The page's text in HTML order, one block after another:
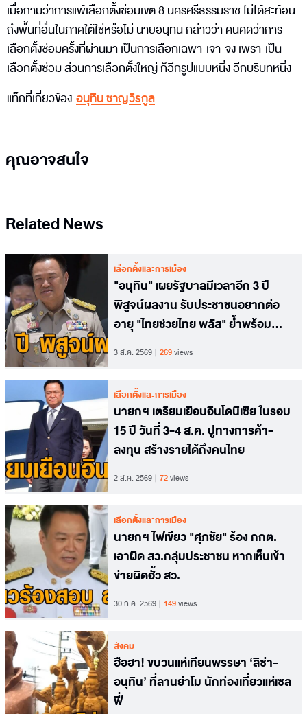
เมื่อถามว่าการแพ้เลือกตั้งซ่อมเขต 8 นครศรีธรรมราช ไม่ได้สะท้อน
ถึงพื้นที่อื่นในภาคใต้ใช่หรือไม่ นายอนุทิน กล่าวว่า คนคิดว่าการ
เลือกตั้งซ่อมครั้งที่ผ่านมา เป็นการเลือกเฉพาะเจาะจง เพราะเป็น
เลือกตั้งซ่อม ส่วนการเลือกตั้งใหญ่ ก็อีกรูปแบบหนึ่ง อีกบริบทหนึ่ง
แท็กที่เกี่ยวข้อง อนุทิน ชาญวีรกูล
คุณอาจสนใจ
Related News
เลือกตั้งและการเมือง
"อนุทิน" เผยรัฐบาลมีเวลาอีก 3 ปี
พิสูจน์ผลงาน รับประชาชนอยากต่อ
อายุ "ไทยช่วยไทย พลัส" ย้ำพร้อม
3 ส.ค. 2569 269views
เลือกตั้งและการเมือง
นายกฯ เตรียมเยือนอินโดนีเซีย ในรอบ
15 ปี วันที่ 3-4 ส.ค. ปูทางการค้า-
ลงทุน สร้างรายได้ถึงคนไทย
2 ส.ค. 2569 72views
เลือกตั้งและการเมือง
นายกฯ ไฟเขียว "ศุภชัย" ร้อง กกต.
เอาผิด สว.กลุ่มประชาชน หากเห็นเข้า
ข่ายผิดฮั้ว สว.
30 ก.ค. 2569 149views
สังคม
ฮือฮา! ขบวนแห่เทียนพรรษา ‘ลิซ่า-
อนุทิน’ ที่ลานย่าโม นักท่องเที่ยวแห่เซล
ฟี่